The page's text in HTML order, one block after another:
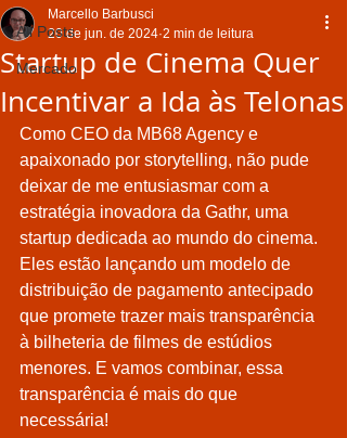
All Posts
Mercado
Startup de Cinema Quer
Incentivar a Ida às Telonas
Marcello Barbusci
20 de jun. de 2024 2 min de leitura
Como CEO da MB68 Agency e
apaixonado por storytelling, não pude
deixar de me entusiasmar com a
estratégia inovadora da Gathr, uma
startup dedicada ao mundo do cinema.
Eles estão lançando um modelo de
distribuição de pagamento antecipado
que promete trazer mais transparência
à bilheteria de filmes de estúdios
menores. E vamos combinar, essa
transparência é mais do que
necessária!